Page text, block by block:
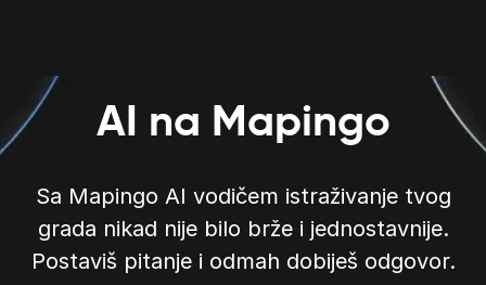
AI na Mapingo
Sa Mapingo AI vodičem istraživanje tvog
grada nikad nije bilo brže i jednostavnije.
Postaviš pitanje i odmah dobiješ odgovor.